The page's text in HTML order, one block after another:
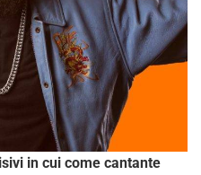
in cui come cantante